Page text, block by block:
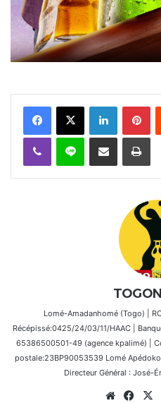
FacebookX Linkedin
Viber Ligne Partager par email
Lomé-Amadanhomé (Togo) |
Récépissé:0425/24/03/11/HAAC |
65386500501-49 (agence kpalimé) |
postale:23BP90053539 Lomé
Directeur Général : José-
Website